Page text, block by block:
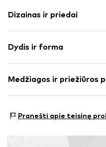
Dizainas ir priedai
Lietpaltis
Apykaklės atvartas
Juosmens diržas
Užsegimas sagomis
Dydis ir forma
Pritaikomumas: Įprastas
Medžiagos ir priežiūros
Pranešti apie teisinę